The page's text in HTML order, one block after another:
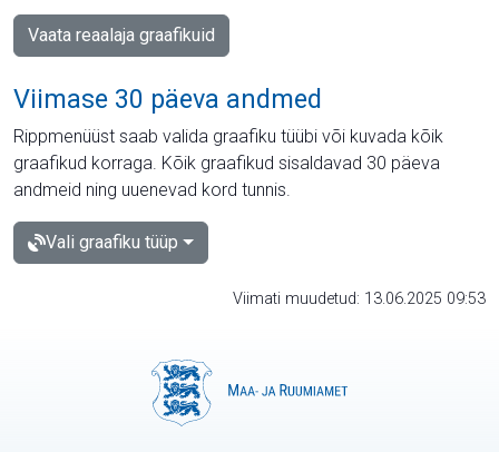
Vaata reaalaja graafikuid
Viimase 30 päeva andmed
Rippmenüüst saab valida graafiku tüübi või kuvada kõik
graafikud korraga. Kõik graafikud sisaldavad 30 päeva
andmeid ning uuenevad kord tunnis.
Vali graafiku tüüp
Viimati muudetud: 13.06.2025 09:53